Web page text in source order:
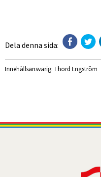
Dela denna sida:
Innehållsansvarig: Thord Engström